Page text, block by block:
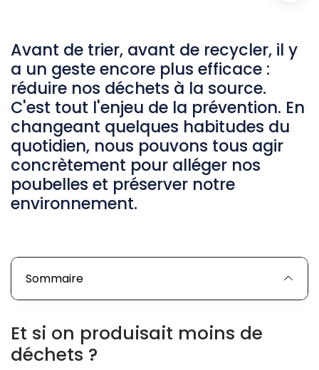
Avant de trier, avant de recycler, il y
a un geste encore plus efficace :
réduire nos déchets à la source.
C'est tout l'enjeu de la prévention. En
changeant quelques habitudes du
quotidien, nous pouvons tous agir
concrètement pour alléger nos
poubelles et préserver notre
environnement.
Sommaire
Et si on produisait moins de
déchets ?